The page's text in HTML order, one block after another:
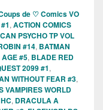
de ♡ Comics VO
, ACTION COMICS
PSYCHO TP VOL
#14, BATMAN
AGE #5, BLADE RED
2099 #1,
WITHOUT FEAR #3,
VAMPIRES WORLD
, DRACULA A